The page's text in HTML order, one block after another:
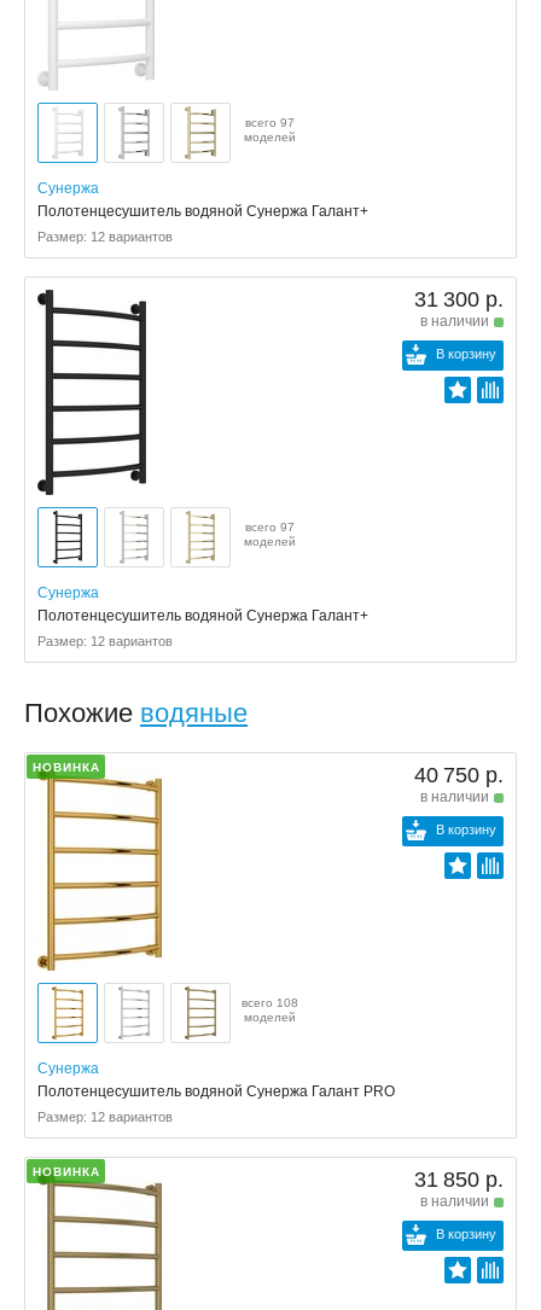
всего 97
моделей
Сунержа
Полотенцесушитель водяной Сунержа Галант+
Размер: 12 вариантов
31 300 р.
в наличии
В корзину
всего 97
моделей
Сунержа
Полотенцесушитель водяной Сунержа Галант+
Размер: 12 вариантов
Похожие водяные
НОВИНКА 40 750 р.
в наличии
В корзину
всего 108
моделей
Сунержа
Полотенцесушитель водяной Сунержа Галант PRO
Размер: 12 вариантов
НОВИНКА 31 850 р.
в наличии
В корзину